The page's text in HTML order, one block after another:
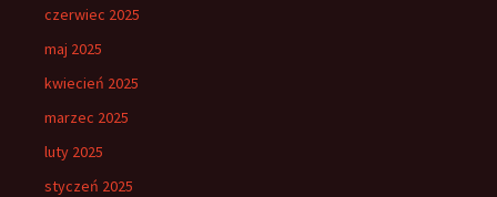
czerwiec 2025
maj 2025
kwiecień 2025
marzec 2025
luty 2025
styczeń 2025